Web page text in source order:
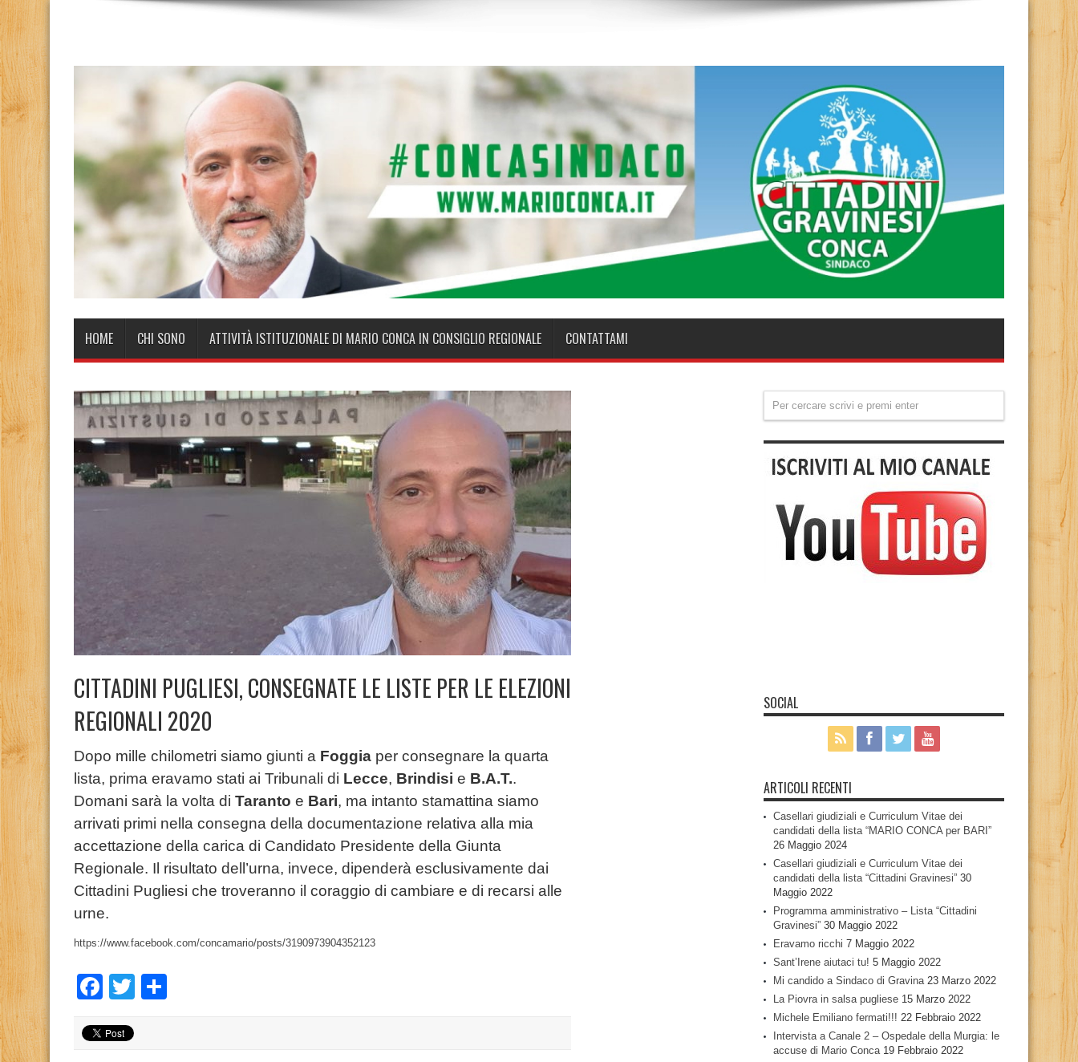
HOME CHI SONO ATTIVITÀ ISTITUZIONALE DI MARIO CONCA IN CONSIGLIO REGIONALE CONTATTAMI
CITTADINI PUGLIESI, CONSEGNATE LE LISTE PER LE ELEZIONI
REGIONALI 2020
Dopo mille chilometri siamo giunti a Foggia per consegnare la quarta
lista, prima eravamo stati ai Tribunali di Lecce, Brindisi e B.A.T..
Domani sarà la volta di Taranto e Bari, ma intanto stamattina siamo
arrivati primi nella consegna della documentazione relativa alla mia
accettazione della carica di Candidato Presidente della Giunta
Regionale. Il risultato dell’urna, invece, dipenderà esclusivamente dai
Cittadini Pugliesi che troveranno il coraggio di cambiare e di recarsi alle
urne.
https://www.facebook.com/concamario/posts/3190973904352123
Facebook
Twitter
SOCIAL
ARTICOLI RECENTI
Casellari giudiziali e Curriculum Vitae dei
candidati della lista “MARIO CONCA per BARI”
26 Maggio 2024
Casellari giudiziali e Curriculum Vitae dei
candidati della lista “Cittadini Gravinesi” 30
Maggio 2022
Programma amministrativo – Lista “Cittadini
Gravinesi” 30 Maggio 2022
Eravamo ricchi 7 Maggio 2022
Sant’Irene aiutaci tu! 5 Maggio 2022
Mi candido a Sindaco di Gravina 23 Marzo 2022
La Piovra in salsa pugliese 15 Marzo 2022
Michele Emiliano fermati!!! 22 Febbraio 2022
Intervista a Canale 2 – Ospedale della Murgia: le
accuse di Mario Conca 19 Febbraio 2022